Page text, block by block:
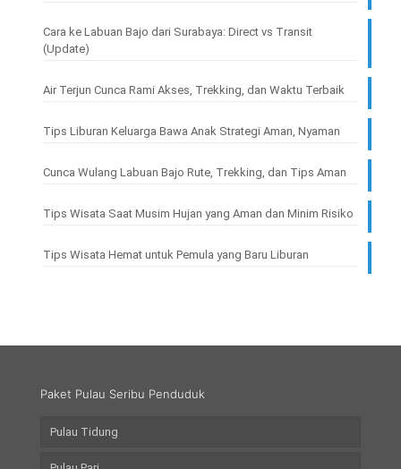
Cara ke Labuan Bajo dari Surabaya: Direct vs Transit
(Update)
Air Terjun Cunca Rami Akses, Trekking, dan Waktu Terbaik
Tips Liburan Keluarga Bawa Anak Strategi Aman, Nyaman
Cunca Wulang Labuan Bajo Rute, Trekking, dan Tips Aman
Tips Wisata Saat Musim Hujan yang Aman dan Minim Risiko
Tips Wisata Hemat untuk Pemula yang Baru Liburan
Paket Pulau Seribu Penduduk
Pulau Tidung